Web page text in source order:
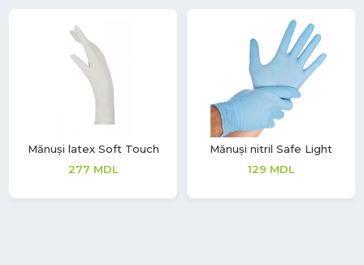
Mănuși latex Soft Touch
277 MDL
Mănuși nitril Safe Light
129 MDL